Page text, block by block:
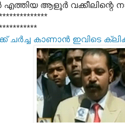
ആളൂര്‍ വക്കീലിന്റെ
ചര്‍ച്ച കാണാന്‍ ഇവിടെ